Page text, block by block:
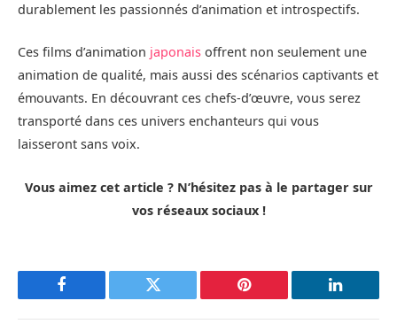
durablement les passionnés d’animation et introspectifs.
Ces films d’animation japonais offrent non seulement une
animation de qualité, mais aussi des scénarios captivants et
émouvants. En découvrant ces chefs-d’œuvre, vous serez
transporté dans ces univers enchanteurs qui vous
laisseront sans voix.
Vous aimez cet article ? N’hésitez pas à le partager sur
vos réseaux sociaux !
Facebook Twitter Pinterest LinkedIn